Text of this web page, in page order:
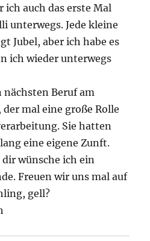
ich auch das erste Mal
unterwegs. Jede kleine
Jubel, aber ich habe es
ich wieder unterwegs
nächsten Beruf am
mal eine große Rolle
Sie hatten
eine eigene Zunft.
wünsche ich ein
Freuen wir uns mal auf
gell?